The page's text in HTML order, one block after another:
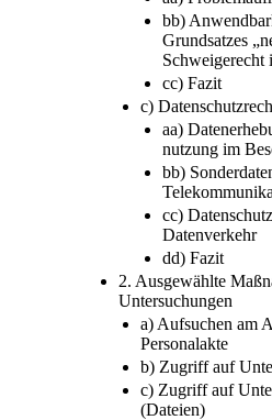
bb)
Grundsatzes
Schweigerecht
cc) Fazit
c)
aa)
nutzung im
bb)
cc)
Datenverkehr
dd) Fazit
2. Ausgewählte
Untersuchungen
a) Aufsuchen am
Personalakte
b) Zugriff auf
c) Zugriff auf
(Dateien)